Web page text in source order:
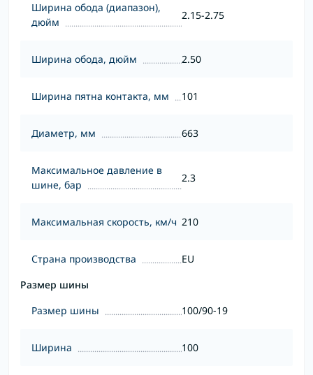
Ширина обода (диапазон),
дюйм
2.15-2.75
Ширина обода, дюйм 2.50
Ширина пятна контакта, мм 101
Диаметр, мм 663
Максимальное давление в
шине, бар
2.3
Максимальная скорость, км/ч 210
Страна производства
EU
Размер шины
Размер шины
100/90-19
Ширина 100